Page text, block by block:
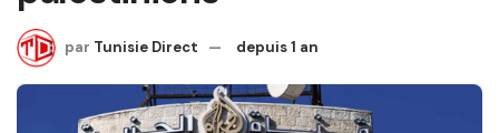
par Tunisie Direct depuis 1 an